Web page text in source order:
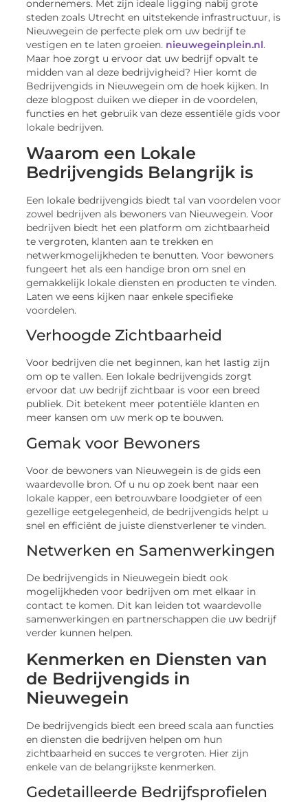
ondernemers. Met zijn ideale ligging nabij grote
steden zoals Utrecht en uitstekende infrastructuur, is
Nieuwegein de perfecte plek om uw bedrijf te
vestigen en te laten groeien. nieuwegeinplein.nl.
Maar hoe zorgt u ervoor dat uw bedrijf opvalt te
midden van al deze bedrijvigheid? Hier komt de
Bedrijvengids in Nieuwegein om de hoek kijken. In
deze blogpost duiken we dieper in de voordelen,
functies en het gebruik van deze essentiële gids voor
lokale bedrijven.
Waarom een Lokale
Bedrijvengids Belangrijk is
Een lokale bedrijvengids biedt tal van voordelen voor
zowel bedrijven als bewoners van Nieuwegein. Voor
bedrijven biedt het een platform om zichtbaarheid
te vergroten, klanten aan te trekken en
netwerkmogelijkheden te benutten. Voor bewoners
fungeert het als een handige bron om snel en
gemakkelijk lokale diensten en producten te vinden.
Laten we eens kijken naar enkele specifieke
voordelen.
Verhoogde Zichtbaarheid
Voor bedrijven die net beginnen, kan het lastig zijn
om op te vallen. Een lokale bedrijvengids zorgt
ervoor dat uw bedrijf zichtbaar is voor een breed
publiek. Dit betekent meer potentiële klanten en
meer kansen om uw merk op te bouwen.
Gemak voor Bewoners
Voor de bewoners van Nieuwegein is de gids een
waardevolle bron. Of u nu op zoek bent naar een
lokale kapper, een betrouwbare loodgieter of een
gezellige eetgelegenheid, de bedrijvengids helpt u
snel en efficiënt de juiste dienstverlener te vinden.
Netwerken en Samenwerkingen
De bedrijvengids in Nieuwegein biedt ook
mogelijkheden voor bedrijven om met elkaar in
contact te komen. Dit kan leiden tot waardevolle
samenwerkingen en partnerschappen die uw bedrijf
verder kunnen helpen.
Kenmerken en Diensten van
de Bedrijvengids in
Nieuwegein
De bedrijvengids biedt een breed scala aan functies
en diensten die bedrijven helpen om hun
zichtbaarheid en succes te vergroten. Hier zijn
enkele van de belangrijkste kenmerken.
Gedetailleerde Bedrijfsprofielen